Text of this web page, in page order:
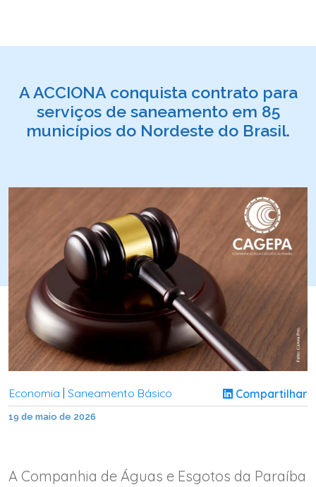
A ACCIONA conquista contrato para
serviços de saneamento em 85
municípios do Nordeste do Brasil.
Economia Saneamento Básico Compartilhar
19 de maio de 2026
A Companhia de Águas e Esgotos da Paraíba